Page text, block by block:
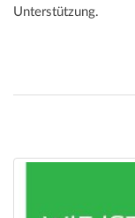
Unterstützung.